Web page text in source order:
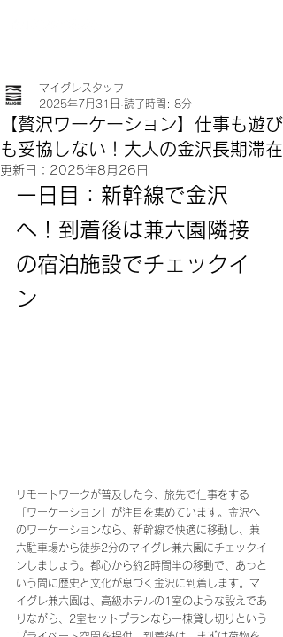
【贅沢ワーケーション】仕事も遊び
も妥協しない！大人の金沢長期滞在
マイグレスタッフ
2025年7月31日 読了時間: 8分
更新日： 2025年8月26日
一日目：新幹線で金沢
へ！到着後は兼六園隣接
の宿泊施設でチェックイ
ン
リモートワークが普及した今、旅先で仕事をする
「ワーケーション」が注目を集めています。金沢へ
のワーケーションなら、新幹線で快適に移動し、兼
六駐車場から徒歩2分のマイグレ兼六園にチェックイ
ンしましょう。都心から約2時間半の移動で、あっと
いう間に歴史と文化が息づく金沢に到着します。マ
イグレ兼六園は、高級ホテルの1室のような設えであ
りながら、2室セットプランなら一棟貸し切りという